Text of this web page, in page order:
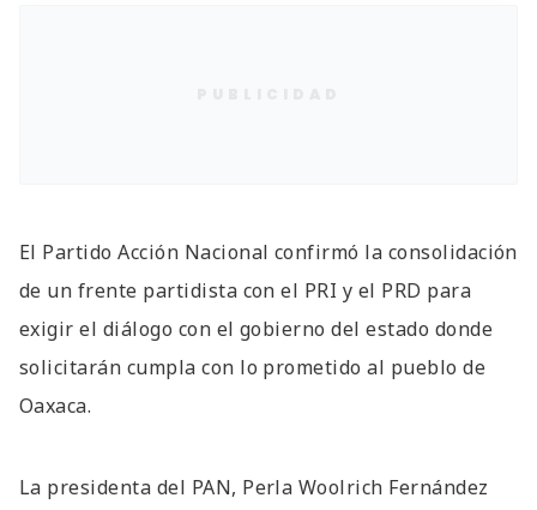
El Partido Acción Nacional confirmó la consolidación
de un frente partidista con el PRI y el PRD para
exigir el diálogo con el gobierno del estado donde
solicitarán cumpla con lo prometido al pueblo de
Oaxaca.
La presidenta del PAN, Perla Woolrich Fernández